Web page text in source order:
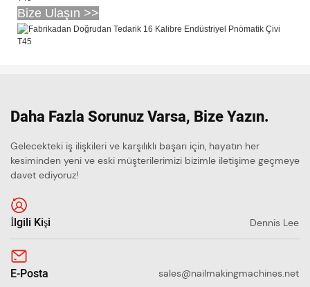
Bize Ulaşın >>
Daha Fazla Sorunuz Varsa, Bize Yazın.
Gelecekteki iş ilişkileri ve karşılıklı başarı için, hayatın her
kesiminden yeni ve eski müşterilerimizi bizimle iletişime geçmeye
davet ediyoruz!
İlgili Kişi Dennis Lee
E-Posta sales@nailmakingmachines.net